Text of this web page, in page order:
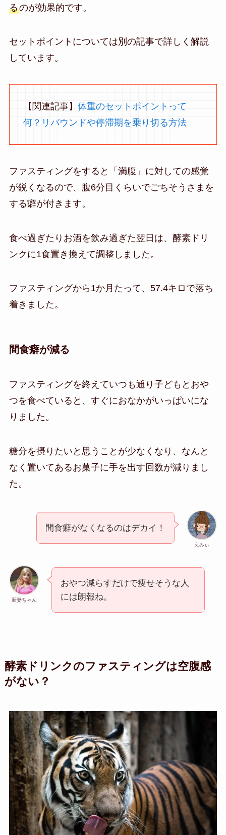
るのが効果的です。
セットポイントについては別の記事で詳しく解説
しています。
【関連記事】 体重のセットポイントって
何？リバウンドや停滞期を乗り切る方法
ファスティングをすると「満腹」に対しての感覚
が鋭くなるので、腹6分目くらいでごちそうさまを
する癖が付きます。
食べ過ぎたりお酒を飲み過ぎた翌日は、酵素ドリ
ンクに1食置き換えて調整しました。
ファスティングから1か月たって、57.4キロで落ち
着きました。
間食癖が減る
ファスティングを終えていつも通り子どもとおや
つを食べていると、すぐにおなかがいっぱいにな
りました。
糖分を摂りたいと思うことが少なくなり、なんと
なく置いてあるお菓子に手を出す回数が減りまし
た。
えみぃ
間食癖がなくなるのはデカイ！
新妻ちゃん
おやつ減らすだけで痩せそうな人
には朗報ね。
酵素ドリンクのファスティングは空腹感
がない？